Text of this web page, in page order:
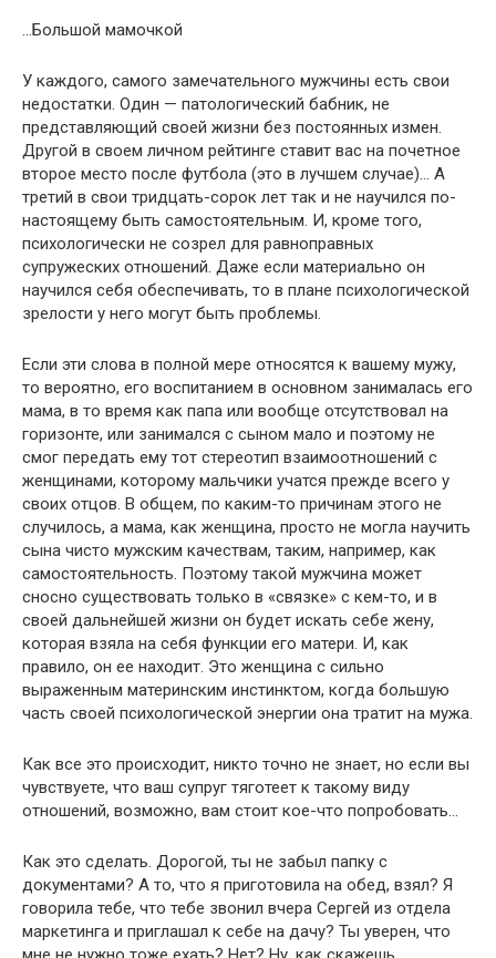
…Большой мамочкой
У каждого, самого замечательного мужчины есть свои
недостатки. Один — патологический бабник, не
представляющий своей жизни без постоянных измен.
Другой в своем личном рейтинге ставит вас на почетное
второе место после футбола (это в лучшем случае)… А
третий в свои тридцать-сорок лет так и не научился по-
настоящему быть самостоятельным. И, кроме того,
психологически не созрел для равноправных
супружеских отношений. Даже если материально он
научился себя обеспечивать, то в плане психологической
зрелости у него могут быть проблемы.
Если эти слова в полной мере относятся к вашему мужу,
то вероятно, его воспитанием в основном занималась его
мама, в то время как папа или вообще отсутствовал на
горизонте, или занимался с сыном мало и поэтому не
смог передать ему тот стереотип взаимоотношений с
женщинами, которому мальчики учатся прежде всего у
своих отцов. В общем, по каким-то причинам этого не
случилось, а мама, как женщина, просто не могла научить
сына чисто мужским качествам, таким, например, как
самостоятельность. Поэтому такой мужчина может
сносно существовать только в «связке» с кем-то, и в
своей дальнейшей жизни он будет искать себе жену,
которая взяла на себя функции его матери. И, как
правило, он ее находит. Это женщина с сильно
выраженным материнским инстинктом, когда большую
часть своей психологической энергии она тратит на мужа.
Как все это происходит, никто точно не знает, но если вы
чувствуете, что ваш супруг тяготеет к такому виду
отношений, возможно, вам стоит кое-что попробовать…
Как это сделать. Дорогой, ты не забыл папку с
документами? А то, что я приготовила на обед, взял? Я
говорила тебе, что тебе звонил вчера Сергей из отдела
маркетинга и приглашал к себе на дачу? Ты уверен, что